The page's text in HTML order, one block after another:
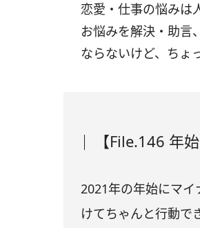
恋愛・仕事の悩みは
お悩みを解決・助言
ならないけど、ちょ
【File.146 年
2021年の年始にマ
けてちゃんと行動で